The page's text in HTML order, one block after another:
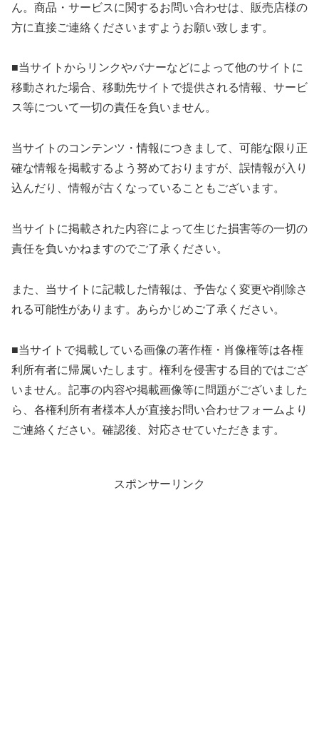
ん。商品・サービスに関するお問い合わせは、販売店様の
方に直接ご連絡くださいますようお願い致します。
■当サイトからリンクやバナーなどによって他のサイトに
移動された場合、移動先サイトで提供される情報、サービ
ス等について一切の責任を負いません。
当サイトのコンテンツ・情報につきまして、可能な限り正
確な情報を掲載するよう努めておりますが、誤情報が入り
込んだり、情報が古くなっていることもございます。
当サイトに掲載された内容によって生じた損害等の一切の
責任を負いかねますのでご了承ください。
また、当サイトに記載した情報は、予告なく変更や削除さ
れる可能性があります。あらかじめご了承ください。
■当サイトで掲載している画像の著作権・肖像権等は各権
利所有者に帰属いたします。権利を侵害する目的ではござ
いません。記事の内容や掲載画像等に問題がございました
ら、各権利所有者様本人が直接お問い合わせフォームより
ご連絡ください。確認後、対応させていただきます。
スポンサーリンク